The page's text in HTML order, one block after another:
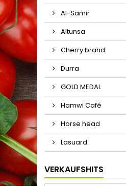
Al-Samir
Altunsa
Cherry brand
Durra
GOLD MEDAL
Hamwi Café
Horse head
Lasuard
VERKAUFSHITS